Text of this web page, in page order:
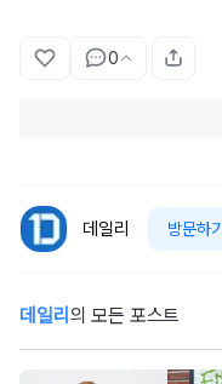
0
데일리 방문하기
데일리 의 모든 포스트